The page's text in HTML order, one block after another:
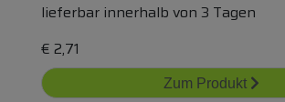
lieferbar innerhalb von 3 Tagen
€ 2,71
Zum Produkt